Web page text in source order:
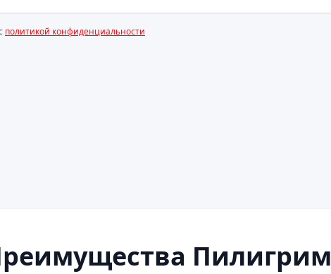
политикой конфиденциальности
Пилигрим